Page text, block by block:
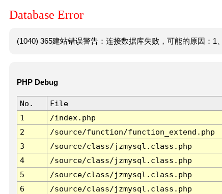
Database Error
(1040) 365建站错误警告：连接数据库失败，可能的原因：1
PHP Debug
No. File
1
/index.php
2
/source/function/function_extend.php
3
/source/class/jzmysql.class.php
4
/source/class/jzmysql.class.php
5
/source/class/jzmysql.class.php
6
/source/class/jzmysql.class.php